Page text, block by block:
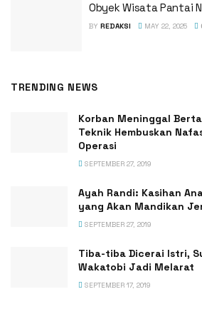
Obyek Wisata Pantai
BY REDAKSI MAY 22, 2025
TRENDING NEWS
Korban Meninggal
Teknik Hembuskan
Operasi
SEPTEMBER 27, 2019
Ayah Randi: Kasihan
yang Akan Mandikan
SEPTEMBER 27, 2019
Tiba-tiba Dicerai Istri,
Wakatobi Jadi Melarat
SEPTEMBER 17, 2019